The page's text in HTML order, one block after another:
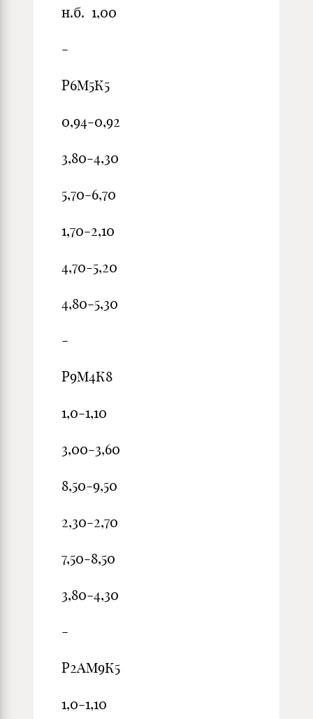
н.б. 1,00
-
Р6М5К5
0,94-0,92
3,80-4,30
5,70-6,70
1,70-2,10
4,70-5,20
4,80-5,30
-
Р9М4К8
1,0-1,10
3,00-3,60
8,50-9,50
2,30-2,70
7,50-8,50
3,80-4,30
-
Р2АМ9К5
1,0-1,10